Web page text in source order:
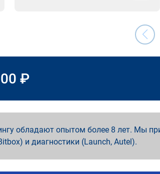
₽
обладают опытом более 8 лет. Мы
и диагностики (Launch, Autel).